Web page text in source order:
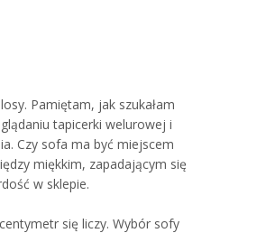
Pamiętam, jak szukałam
tapicerki welurowej i
Czy sofa ma być miejscem
miękkim, zapadającym się
w sklepie.
się liczy. Wybór sofy